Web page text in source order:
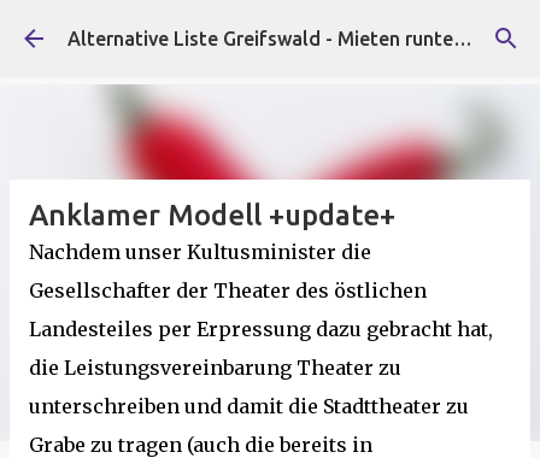
Direkt zum Hauptbereich Alternative Liste Greifswald - Mieten runter, Faschist*innen raus!
Anklamer Modell +update+
Nachdem unser Kultusminister die
Gesellschafter der Theater des östlichen
Landesteiles per Erpressung dazu gebracht hat,
die Leistungsvereinbarung Theater zu
unterschreiben und damit die Stadttheater zu
Grabe zu tragen (auch die bereits in